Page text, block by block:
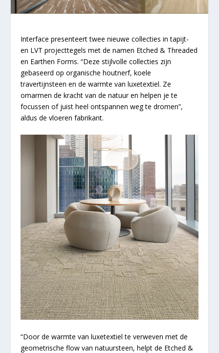
Interface presenteert twee nieuwe collecties in tapijt-
en LVT projecttegels met de namen Etched & Threaded
en Earthen Forms. “Deze stijlvolle collecties zijn
gebaseerd op organische houtnerf, koele
travertijnsteen en de warmte van luxetextiel. Ze
omarmen de kracht van de natuur en helpen je te
focussen of juist heel ontspannen weg te dromen”,
aldus de vloeren fabrikant.
“Door de warmte van luxetextiel te verweven met de
geometrische flow van natuursteen, helpt de Etched &